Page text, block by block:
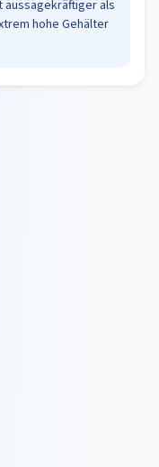
aussagekräftiger als
hohe Gehälter